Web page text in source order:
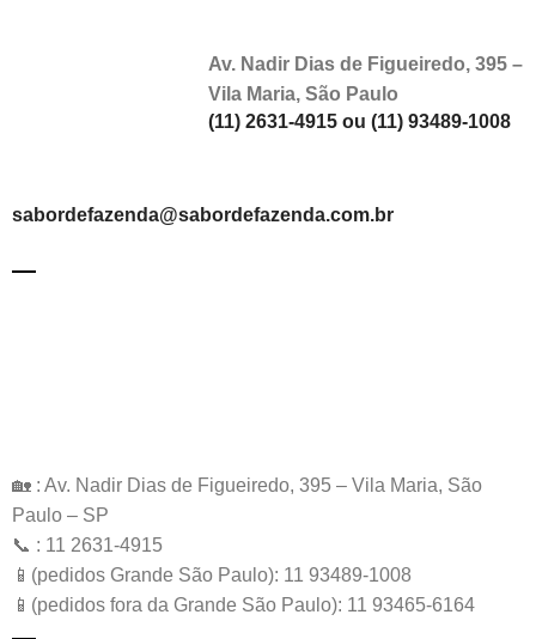
Av. Nadir Dias de Figueiredo, 395 –
Vila Maria, São Paulo
(11) 2631-4915 ou (11) 93489-1008
sabordefazenda@sabordefazenda.com.br
🏡 : Av. Nadir Dias de Figueiredo, 395 – Vila Maria, São
Paulo – SP
📞 : 11 2631-4915
📱(pedidos Grande São Paulo): 11 93489-1008
📱(pedidos fora da Grande São Paulo): 11 93465-6164